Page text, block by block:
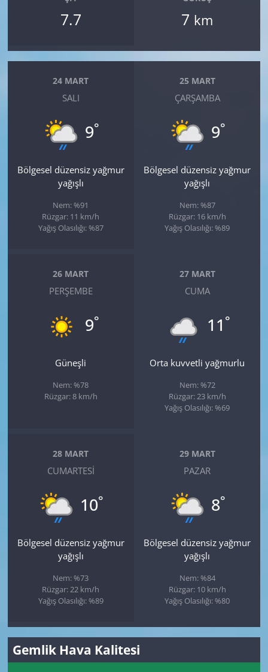
7.7 7 km
24 MART
SALI
9°
Bölgesel düzensiz yağmur
yağışlı
Nem: %91
Rüzgar: 11 km/h
Yağış Olasılığı: %87
25 MART
ÇARŞAMBA
9°
Bölgesel düzensiz yağmur
yağışlı
Nem: %87
Rüzgar: 16 km/h
Yağış Olasılığı: %89
26 MART
PERŞEMBE
9°
Güneşli
Nem: %78
Rüzgar: 8 km/h
27 MART
CUMA
11 °
Orta kuvvetli yağmurlu
Nem: %72
Rüzgar: 23 km/h
Yağış Olasılığı: %69
28 MART
CUMARTESI
10°
Bölgesel düzensiz yağmur
yağışlı
Nem: %73
Rüzgar: 22 km/h
Yağış Olasılığı: %89
29 MART
PAZAR
8°
Bölgesel düzensiz yağmur
yağışlı
Nem: %84
Rüzgar: 10 km/h
Yağış Olasılığı: %80
Gemlik Hava Kalitesi